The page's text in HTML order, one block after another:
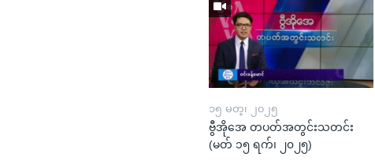
၁၅ မတ္၊ ၂၀၂၅
ဗွီအိုအေ တပတ်အတွင်းသတင်း
(မတ် ၁၅ ရက်၊ ၂၀၂၅)